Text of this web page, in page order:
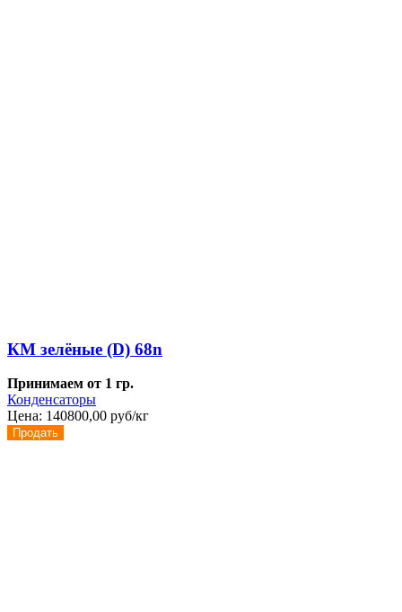
КМ зелёные (D) 68n
Принимаем от 1 гр.
Конденсаторы
Цена: 140800,00 руб/кг
Продать